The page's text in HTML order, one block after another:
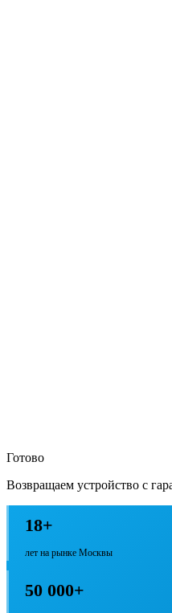
Готово
Возвращаем устройство с
18+
лет на рынке Москвы
50 000+